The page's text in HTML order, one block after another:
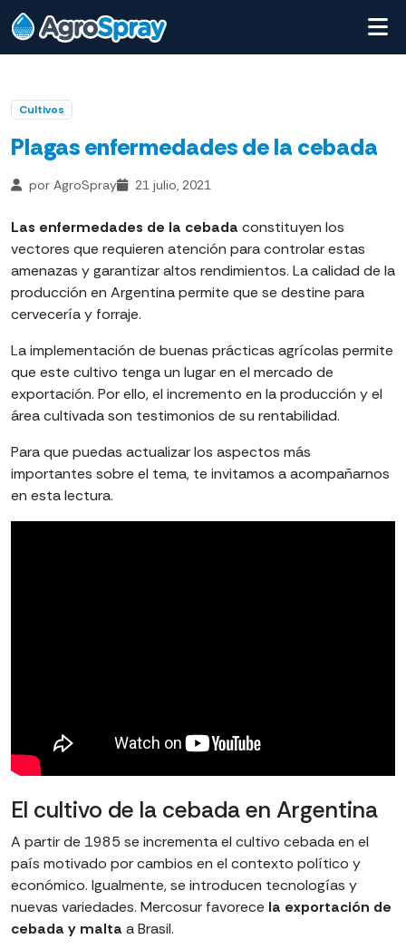
Cultivos
Plagas enfermedades de la cebada
por AgroSpray 21 julio, 2021
Las enfermedades de la cebada constituyen los
vectores que requieren atención para controlar estas
amenazas y garantizar altos rendimientos. La calidad de la
producción en Argentina permite que se destine para
cervecería y forraje.
La implementación de buenas prácticas agrícolas permite
que este cultivo tenga un lugar en el mercado de
exportación. Por ello, el incremento en la producción y el
área cultivada son testimonios de su rentabilidad.
Para que puedas actualizar los aspectos más
importantes sobre el tema, te invitamos a acompañarnos
en esta lectura.
El cultivo de la cebada en Argentina
A partir de 1985 se incrementa el cultivo cebada en el
país motivado por cambios en el contexto político y
económico. Igualmente, se introducen tecnologías y
nuevas variedades. Mercosur favorece la exportación de
cebada y malta a Brasil.